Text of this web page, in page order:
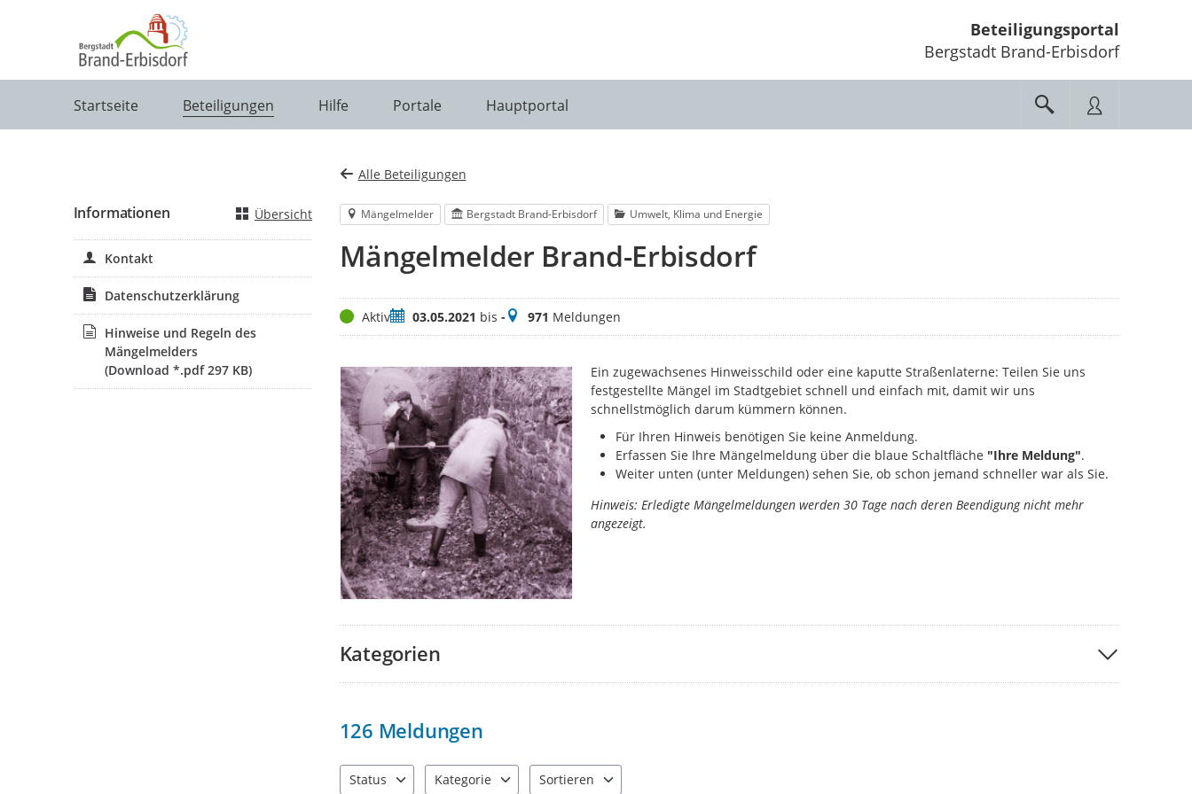
Beteiligungsportal
Bergstadt Brand-Erbisdorf
Startseite Beteiligungen Hilfe Portale Hauptportal
Alle Beteiligungen
Mängelmelder Bergstadt Brand-Erbisdorf Umwelt, Klima und Energie
Mängelmelder Brand-Erbisdorf
StatusAktivZeitraum
03.05.2021 bis -Meldungen
971 Meldungen
Ein zugewachsenes Hinweisschild oder eine kaputte Straßenlaterne: Teilen Sie uns
festgestellte Mängel im Stadtgebiet schnell und einfach mit, damit wir uns
schnellstmöglich darum kümmern können.
Für Ihren Hinweis benötigen Sie keine Anmeldung.
Erfassen Sie Ihre Mängelmeldung über die blaue Schaltfläche "Ihre Meldung".
Weiter unten (unter Meldungen) sehen Sie, ob schon jemand schneller war als Sie.
Hinweis: Erledigte Mängelmeldungen werden 30 Tage nach deren Beendigung nicht mehr
angezeigt.
Kategorien
126 Meldungen
Status
Kategorie
Sortieren
Informationen Übersicht
Kontakt
Datenschutzerklärung
Hinweise und Regeln des
Mängelmelders
(Download *.pdf 297 KB)